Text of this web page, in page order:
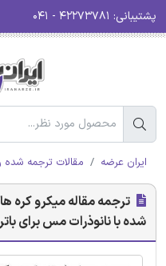
پشتیبانی:
ایران عرضه مقالات ترجمه
شده با نانوذرات مس برای